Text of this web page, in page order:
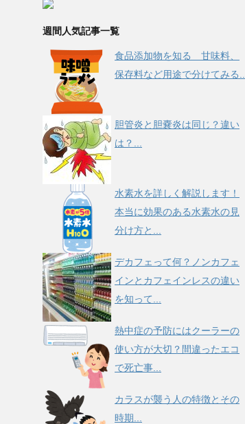
週間人気記事一覧
食品添加物を知る 甘味料、
保存料など用途で分けてみる...
胆管炎と胆嚢炎は同じ？違い
は？...
水素水を詳しく解説します！
本当に効果のある水素水の見
分け方と...
デカフェって何？ノンカフェ
インとカフェインレスの違い
を知って...
熱中症の予防にはクーラーの
使い方が大切？間違ったエコ
で死亡事...
カラスが襲う人の特徴とその
時期...